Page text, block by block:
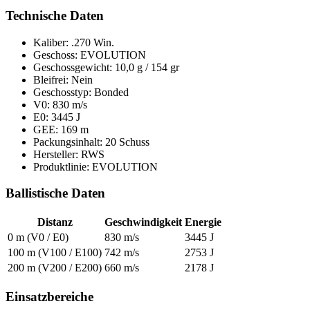
Technische Daten
Kaliber: .270 Win.
Geschoss: EVOLUTION
Geschossgewicht: 10,0 g / 154 gr
Bleifrei: Nein
Geschosstyp: Bonded
V0: 830 m/s
E0: 3445 J
GEE: 169 m
Packungsinhalt: 20 Schuss
Hersteller: RWS
Produktlinie: EVOLUTION
Ballistische Daten
Distanz Geschwindigkeit Energie
0 m (V0 / E0)
830 m/s
3445 J
100 m (V100 / E100) 742 m/s
2753 J
200 m (V200 / E200) 660 m/s 2178 J
Einsatzbereiche